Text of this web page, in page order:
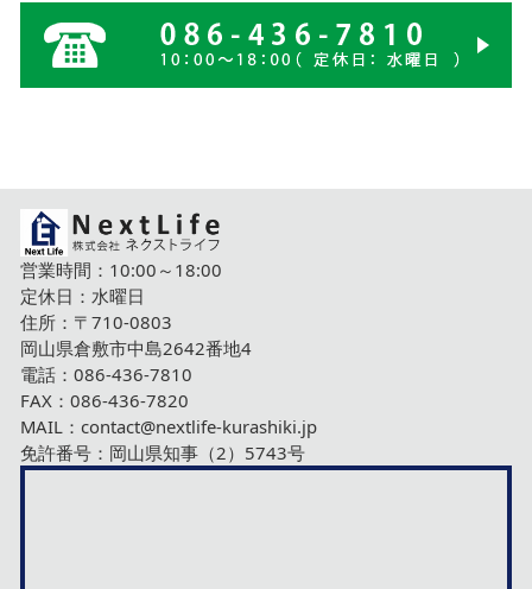
営業時間：10:00～18:00
定休日：水曜日
住所：〒710-0803
岡山県倉敷市中島2642番地4
電話： 086-436-7810
FAX：086-436-7820
MAIL： contact@nextlife-kurashiki.jp
免許番号：岡山県知事（2）5743号